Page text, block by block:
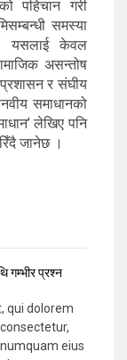
पहिचान गरी
समस्या
यसलाई केवल
असन्तोष
र संघीय
समाधानको
लेखिए पनि
जानेछ ।
गम्भीर प्रश्न
qui dolorem
eius